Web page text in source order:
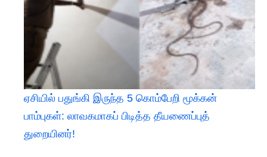
ஏசியில் பதுங்கி இருந்த 5 கொம்பேறி மூக்கன்
பாம்புகள்: லாவகமாகப் பிடித்த தீயணைப்புத்
துறையினர்!